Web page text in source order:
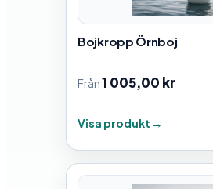
Bojkropp Örnboj
Från1 005,00 kr
Visa produkt